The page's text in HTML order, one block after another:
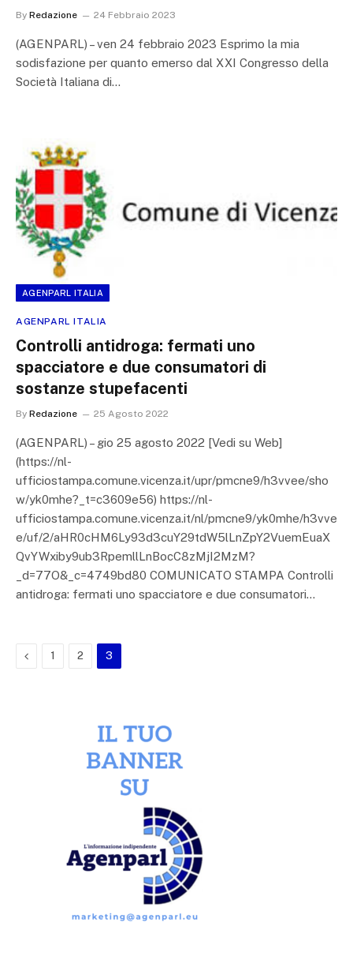
By Redazione 24 Febbraio 2023
(AGENPARL) – ven 24 febbraio 2023 Esprimo la mia
sodisfazione per quanto emerso dal XXI Congresso della
Società Italiana di…
AGENPARL ITALIA
AGENPARL ITALIA
Controlli antidroga: fermati uno
spacciatore e due consumatori di
sostanze stupefacenti
By Redazione 25 Agosto 2022
(AGENPARL) – gio 25 agosto 2022 [Vedi su Web]
(https://nl-
ufficiostampa.comune.vicenza.it/upr/pmcne9/h3vvee/sho
w/yk0mhe?_t=c3609e56) https://nl-
ufficiostampa.comune.vicenza.it/nl/pmcne9/yk0mhe/h3vve
e/uf/2/aHR0cHM6Ly93d3cuY29tdW5lLnZpY2VuemEuaX
QvYWxiby9ub3RpemllLnBocC8zMjI2MzM?
_d=77O&_c=4749bd80 COMUNICATO STAMPA Controlli
antidroga: fermati uno spacciatore e due consumatori…
Previous
1 2 3